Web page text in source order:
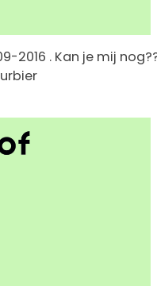
2016 . Kan je mij